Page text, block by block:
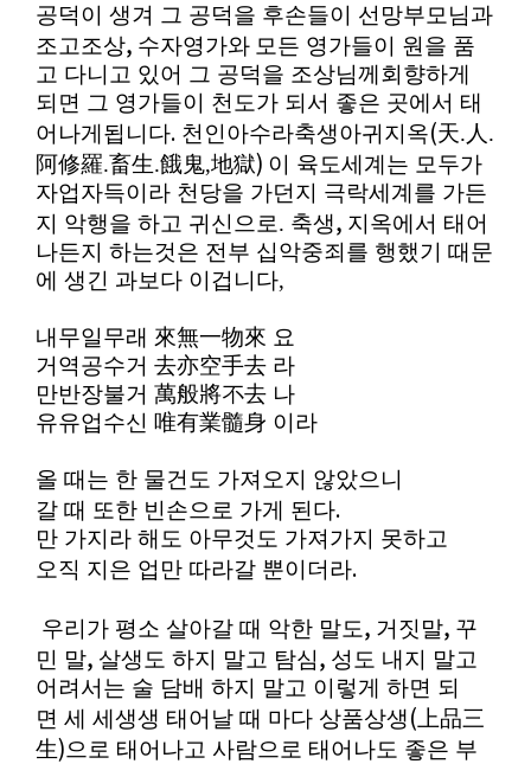
공덕이 생겨 그 공덕을 후손들이 선망부모님과
조고조상, 수자영가와 모든 영가들이 원을 품
고 다니고 있어 그 공덕을 조상님께회향하게
되면 그 영가들이 천도가 되서 좋은 곳에서 태
어나게됩니다. 천인아수라축생아귀지옥(天.人.
阿修羅.畜生.餓鬼,地獄) 이 육도세계는 모두가
자업자득이라 천당을 가던지 극락세계를 가든
지 악행을 하고 귀신으로. 축생, 지옥에서 태어
나든지 하는것은 전부 십악중죄를 행했기 때문
에 생긴 과보다 이겁니다,
내무일무래 來無一物來 요
거역공수거 去亦空手去 라
만반장불거 萬般將不去 나
유유업수신 唯有業髓身 이라
올 때는 한 물건도 가져오지 않았으니
갈 때 또한 빈손으로 가게 된다.
만 가지라 해도 아무것도 가져가지 못하고
오직 지은 업만 따라갈 뿐이더라.
우리가 평소 살아갈 때 악한 말도, 거짓말, 꾸
민 말, 살생도 하지 말고 탐심, 성도 내지 말고
어려서는 술 담배 하지 말고 이렇게 하면 되
면 세 세생생 태어날 때 마다 상품상생( 上品三
生)으로 태어나고 사람으로 태어나도 좋은 부